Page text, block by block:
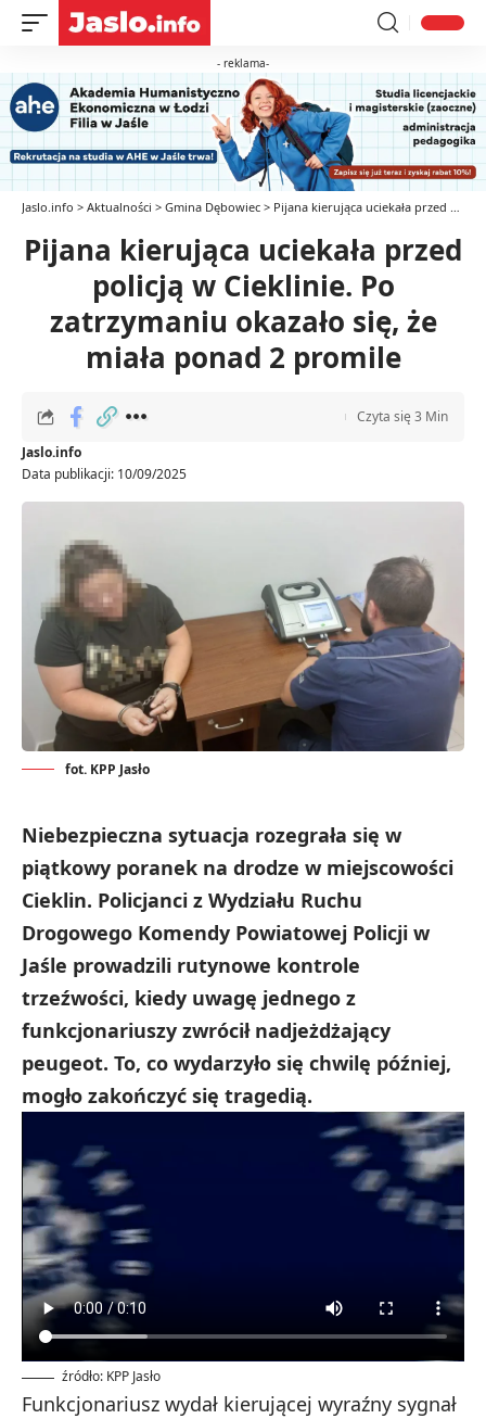
- reklama-
Jaslo.info > Aktualności > Gmina Dębowiec > Pijana kierująca uciekała przed policją w Cieklinie. Po zatrzymaniu okazało się, że miała ponad 2 promile
Pijana kierująca uciekała przed
policją w Cieklinie. Po
zatrzymaniu okazało się, że
miała ponad 2 promile
Data publikacji: 10/09/2025
Jaslo.info
Czyta się 3 Min
fot. KPP Jasło
Niebezpieczna sytuacja rozegrała się w
piątkowy poranek na drodze w miejscowości
Cieklin. Policjanci z Wydziału Ruchu
Drogowego Komendy Powiatowej Policji w
Jaśle prowadzili rutynowe kontrole
trzeźwości, kiedy uwagę jednego z
funkcjonariuszy zwrócił nadjeżdżający
peugeot. To, co wydarzyło się chwilę później,
mogło zakończyć się tragedią.
źródło: KPP Jasło
Funkcjonariusz wydał kierującej wyraźny sygnał